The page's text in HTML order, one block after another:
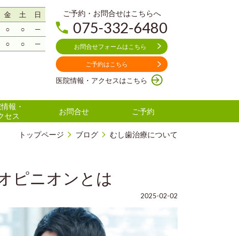
金 土
日
○ ○
─
○ ○ ─
ご予約・お問合せはこちらへ
075-332-6480
お問合せフォームはこちら
ご予約はこちら
医院情報・アクセスはこちら
報・
セス
お問合せ ご予約
トップページ ブログ むし歯治療について
ピニオンとは
2025-02-02